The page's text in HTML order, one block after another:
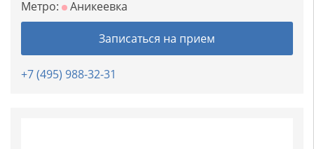
Метро: Аникеевка
Записаться на прием
+7 (495) 988-32-31